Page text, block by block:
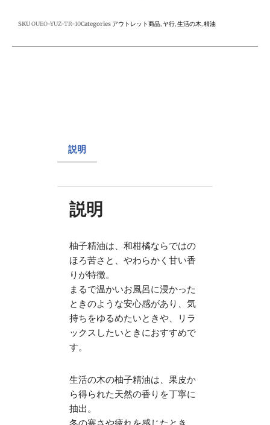
SKUOUEO-YUZ-TR-10Categories アウトレット商品,ヤ行,生活の木,精油
説明
説明
柚子精油は、和柑橘ならではの
ほろ苦さと、やわらかく甘い香
りが特徴。
まるで温かいお風呂に浸かった
ときのような安心感があり、気
持ちをゆるめたいときや、リラ
ックスしたいときにおすすめで
す。
生活の木の柚子精油は、果皮か
ら得られた天然の香りを丁寧に
抽出。
冬の寒さや疲れを感じたとき、